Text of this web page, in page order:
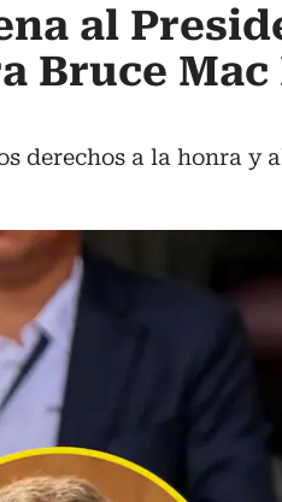
al
Bruce Mac
derechos a la honra y